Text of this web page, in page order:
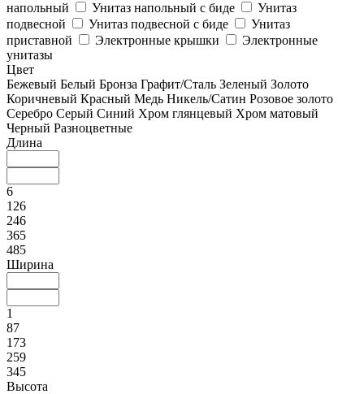
напольный
Унитаз напольный с биде
Унитаз
подвесной
Унитаз подвесной с биде
Унитаз
приставной
Электронные крышки
Электронные
унитазы
Цвет
Бежевый Белый Бронза Графит/Сталь Зеленый Золото
Коричневый Красный Медь Никель/Сатин Розовое золото
Серебро Серый Синий Хром глянцевый Хром матовый
Черный Разноцветные
Длина
6
126
246
365
485
Ширина
1
87
173
259
345
Высота